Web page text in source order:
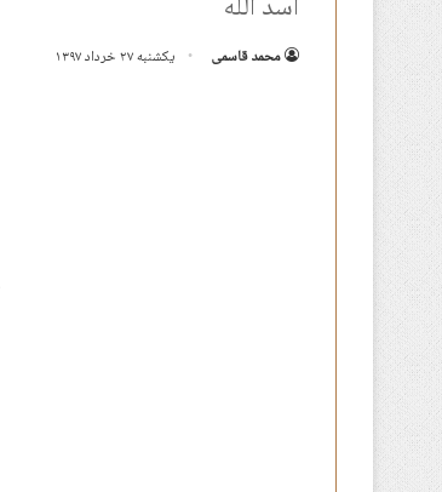
محمد قاسمی یکشنبه ۲۷ خرداد ۱۳۹۷